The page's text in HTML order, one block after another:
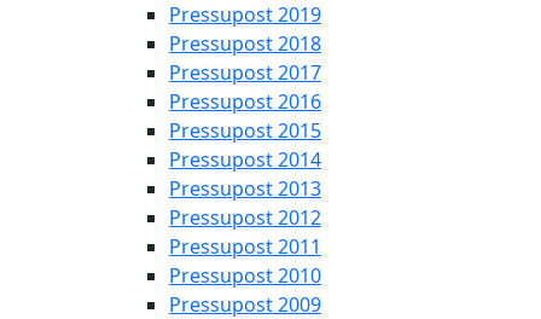
Pressupost 2019
Pressupost 2018
Pressupost 2017
Pressupost 2016
Pressupost 2015
Pressupost 2014
Pressupost 2013
Pressupost 2012
Pressupost 2011
Pressupost 2010
Pressupost 2009